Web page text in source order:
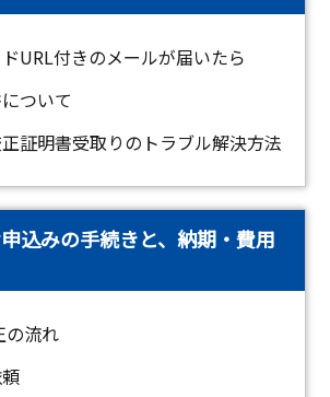
URL付きのメールが届いたら
ついて
証明書受取りのトラブル解決方法
込みの手続きと、納期・費用
の流れ